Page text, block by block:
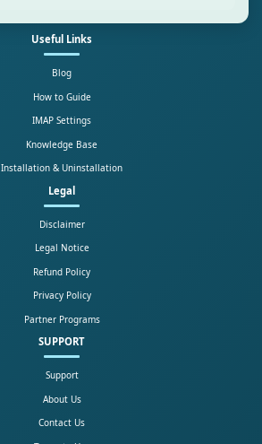
Useful Links
Blog
How to Guide
IMAP Settings
Knowledge Base
Installation & Uninstallation
Legal
Disclaimer
Legal Notice
Refund Policy
Privacy Policy
Partner Programs
SUPPORT
Support
About Us
Contact Us